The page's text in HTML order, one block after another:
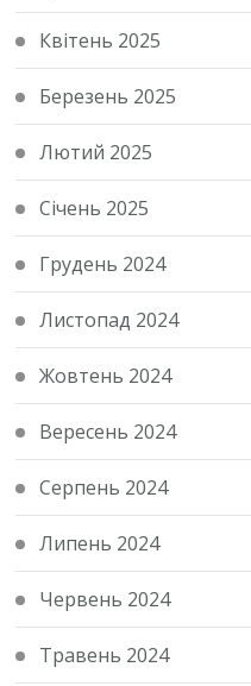
Квітень 2025
Березень 2025
Лютий 2025
Січень 2025
Грудень 2024
Листопад 2024
Жовтень 2024
Вересень 2024
Серпень 2024
Липень 2024
Червень 2024
Травень 2024